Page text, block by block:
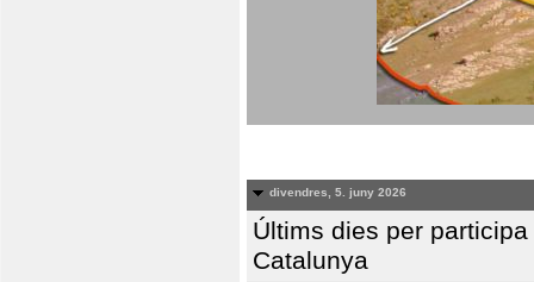
divendres, 5. juny 2026
Últims dies per
Catalunya